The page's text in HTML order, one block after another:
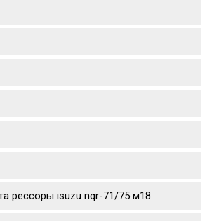
рессоры isuzu nqr-71/75 м18